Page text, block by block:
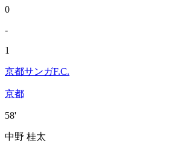
0
-
1
京都サンガF.C.
京都
58'
中野 桂太